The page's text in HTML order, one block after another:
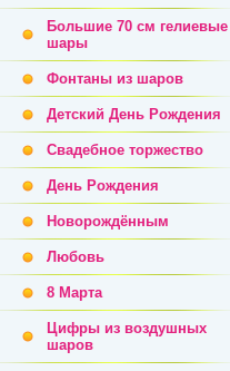
Большие 70 см гелиевые
шары
Фонтаны из шаров
Детский День Рождения
Свадебное торжество
День Рождения
Новорождённым
Любовь
8 Марта
Цифры из воздушных
шаров